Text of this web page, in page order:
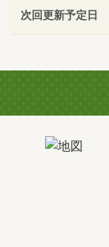
次回更新予定日